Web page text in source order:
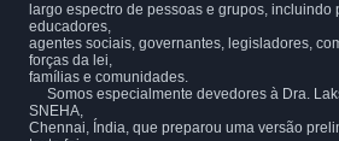
largo espectro de pessoas e grupos, incluindo
educadores,
agentes sociais, governantes, legisladores,
forças da lei,
famílias e comunidades.
Somos especialmente devedores à Dra.
SNEHA,
Chennai, Índia, que preparou uma versão